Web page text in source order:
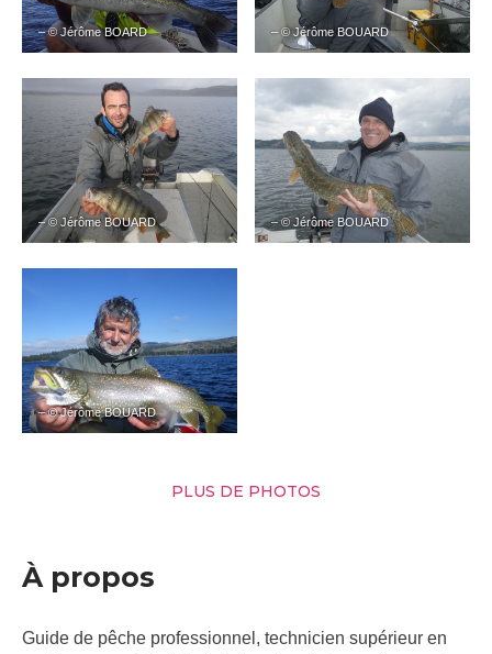
– © Jérôme BOARD – © Jérôme BOUARD
– © Jérôme BOUARD – © Jérôme BOUARD
– © Jérôme BOUARD
PLUS DE PHOTOS
À propos
Guide de pêche professionnel, technicien supérieur en